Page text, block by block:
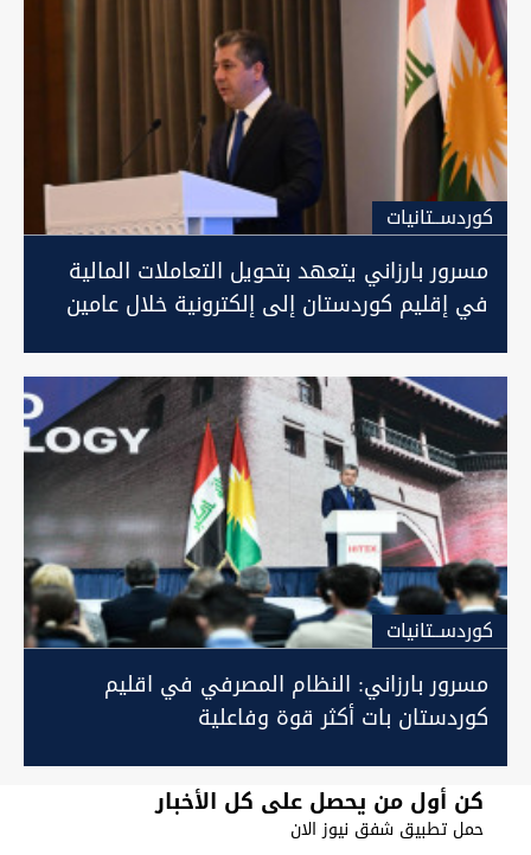
كوردســتانيات
مسرور بارزاني يتعهد بتحويل التعاملات المالية
في إقليم كوردستان إلى إلكترونية خلال عامين
كوردســتانيات
مسرور بارزاني: النظام المصرفي في اقليم
كوردستان بات أكثر قوة وفاعلية
كن أول من يحصل على كل الأخبار
حمل تطبيق شفق نيوز الان